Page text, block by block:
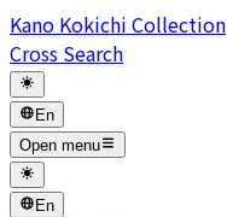
Kano Kokichi Collection
Cross Search
En
Open menu
En